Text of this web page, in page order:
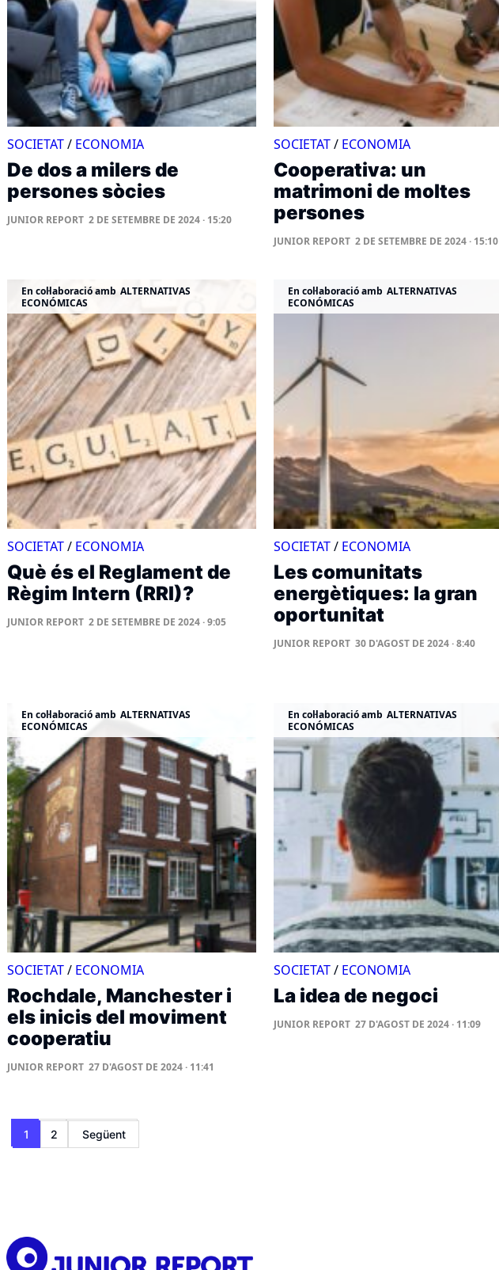
SOCIETAT/ ECONOMIA
De dos a milers de
persones sòcies
JUNIOR REPORT 2 DE SETEMBRE DE 2024 · 15:20
SOCIETAT/ ECONOMIA
Cooperativa: un
matrimoni de moltes
persones
JUNIOR REPORT 2 DE SETEMBRE DE 2024 · 15:10
En col·laboració amb ALTERNATIVAS
ECONÓMICAS
SOCIETAT/ ECONOMIA
Què és el Reglament de
Règim Intern (RRI)?
JUNIOR REPORT 2 DE SETEMBRE DE 2024 · 9:05
En col·laboració amb ALTERNATIVAS
ECONÓMICAS
SOCIETAT/ ECONOMIA
Les comunitats
energètiques: la gran
oportunitat
JUNIOR REPORT 30 D'AGOST DE 2024 · 8:40
En col·laboració amb ALTERNATIVAS
ECONÓMICAS
SOCIETAT/ ECONOMIA
Rochdale, Manchester i
els inicis del moviment
cooperatiu
JUNIOR REPORT 27 D'AGOST DE 2024 · 11:41
En col·laboració amb ALTERNATIVAS
ECONÓMICAS
SOCIETAT/ ECONOMIA
La idea de negoci
JUNIOR REPORT 27 D'AGOST DE 2024 · 11:09
Paginació
de
1 2 Següent